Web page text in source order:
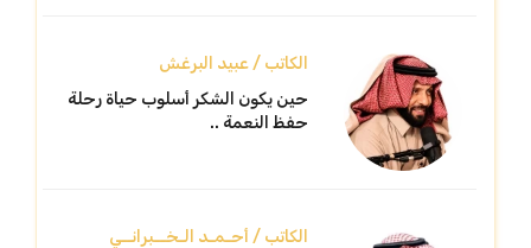
الكاتب / عبيد البرغش
حين يكون الشكر أسلوب حياة رحلة
حفظ النعمة ..
الكاتب / أحـمـد الـخــبرانــي